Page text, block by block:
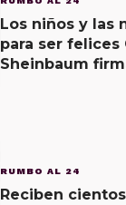
Los niños y las
para ser felices
Sheinbaum
RUMBO AL 24
Reciben